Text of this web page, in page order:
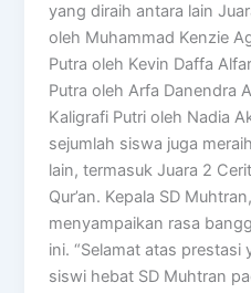
yang diraih antara lain
oleh Muhammad Kenzie
Putra oleh Kevin Daffa
Putra oleh Arfa Danendra
Kaligrafi Putri oleh Nadia
sejumlah siswa juga
lain, termasuk Juara 2
Qur’an. Kepala SD
menyampaikan rasa
ini. “Selamat atas
siswi hebat SD Muhtran